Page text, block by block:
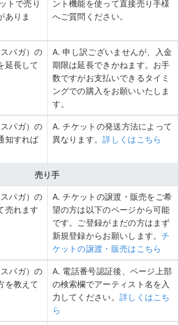
トで売り
ありま
ント機能を使って直接売り手様
へご質問ください。
パガ）の
延長して
A. 申し訳ございませんが、入金
期限は延長できかねます。お手
数ですがお支払いできるタイミ
ングでの購入をお願いいたしま
す。
パガ）の
知すれば
A. チケットの発送方法によって
異なります。詳しくはこちら
売り手
パガ）の
売れます
A. チケットの譲渡・販売をご希
望の方は以下のページから可能
です。ご登録がまだの方はまず
新規登録からお願いします。チ
ケットの譲渡・販売はこちら
パガ）の
を教えて
A. 電話番号認証後、ページ上部
の検索欄でアーティスト名を入
力してください。 詳しくはこち
ら